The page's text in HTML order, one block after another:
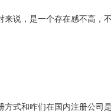
来说，是一个存在感不高，
方式和咋们在国内注册公司